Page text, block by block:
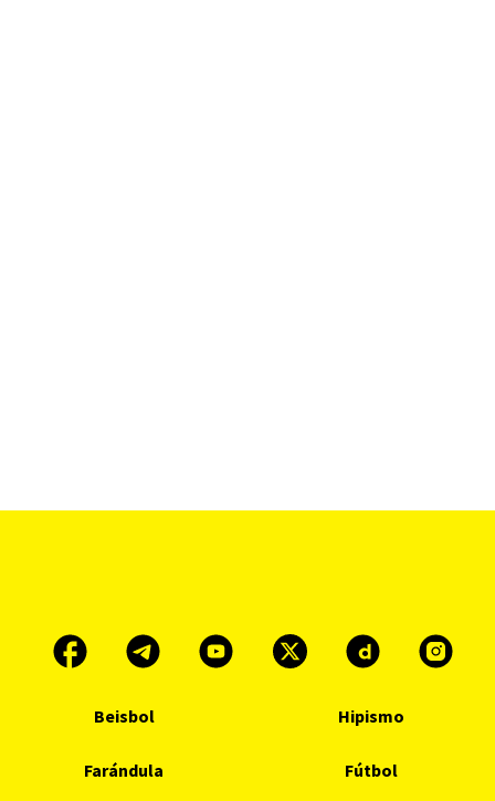
Beisbol Hipismo
Farándula Fútbol